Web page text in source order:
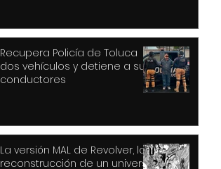
Recupera Policía de Toluca
dos vehículos y detiene a sus
conductores
La versión MAL de Revolver, la
reconstrucción de un universo